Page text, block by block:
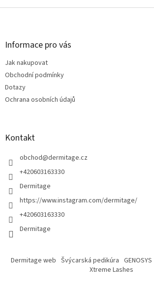
d
v
Z
Informace pro vás
Jak nakupovat
Obchodní podmínky
Dotazy
Ochrana osobních údajů
Kontakt
obchod@dermitage.cz
+420603163330
Dermitage
https://www.instagram.com/dermitage/
+420603163330
Dermitage
Dermitage web Švýcarská pedikúra GENOSYS
Xtreme Lashes